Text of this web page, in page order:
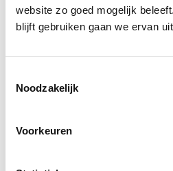
website zo goed mogelijk
blijft gebruiken gaan we ervan
Noodzakelijk
Voorkeuren